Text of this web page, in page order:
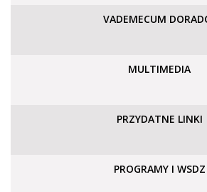
VADEMECUM
MULTIMEDIA
PRZYDATNE LINKI
PROGRAMY I WSDZ